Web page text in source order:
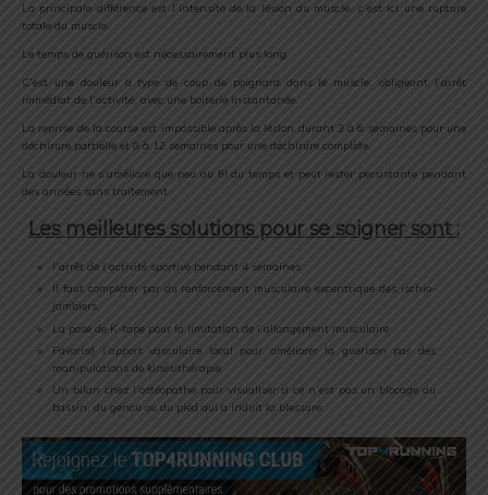
La principale différence est l’intensité de la lésion du muscle, c’est ici une rupture
totale du muscle.
Le temps de guérison est nécessairement plus long.
C’est une douleur à type de coup de poignard dans le muscle, obligeant l’arrêt
immédiat de l’activité, avec une boiterie instantanée.
La reprise de la course est impossible après la lésion durant 3 à 6 semaines pour une
déchirure partielle et 8 à 12 semaines pour une déchirure complète.
La douleur ne s’améliore que peu au fil du temps et peut rester persistante pendant
des années sans traitement.
Les meilleures solutions pour se soigner sont :
l’arrêt de l’activité sportive pendant 4 semaines
Il faut compléter par du renforcement musculaire excentrique des ischio-
jambiers,
La pose de K-tape pour la limitation de l’allongement musculaire
Favorisé l’apport vasculaire local pour améliorer la guérison par des
manipulations de kinésithérapie
Un bilan chez l’ostéopathe pour visualiser si ce n’est pas un blocage du
bassin, du genou ou du pied qui a induit la blessure.